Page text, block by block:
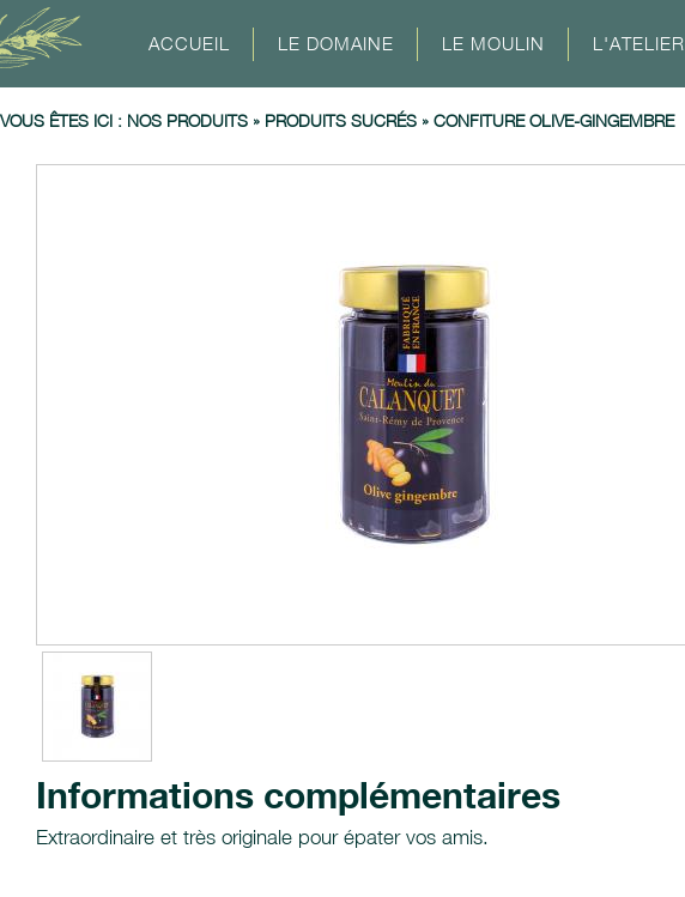
ACCUEIL LE DOMAINE LE MOULIN L'ATELIER
VOUS ÊTES ICI : NOS PRODUITS » PRODUITS SUCRÉS » CONFITURE OLIVE-GINGEMBRE
Informations complémentaires
Extraordinaire et très originale pour épater vos amis.